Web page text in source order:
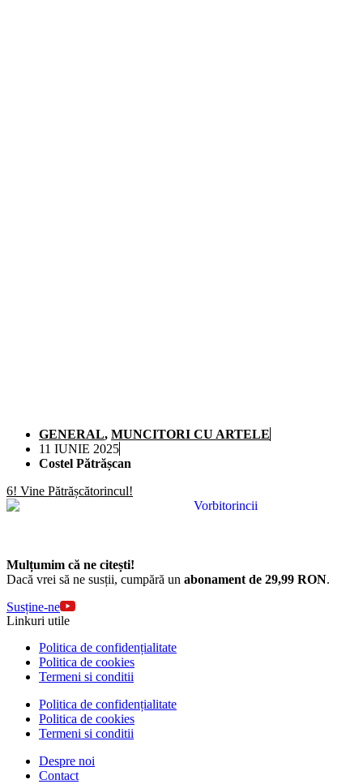
GENERAL, MUNCITORI CU ARTELE
11 IUNIE 2025
Costel Pătrășcan
6! Vine Pătrășcătorincul!
Mulțumim că ne citești!
Dacă vrei să ne susții, cumpără un abonament de 29,99 RON.
Susține-ne
Linkuri utile
Politica de confidențialitate
Politica de cookies
Termeni si conditii
Politica de confidențialitate
Politica de cookies
Termeni si conditii
Despre noi
Contact